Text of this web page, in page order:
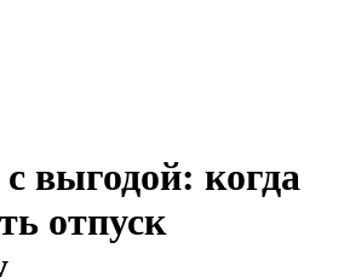
выгодой: когда
отпуск